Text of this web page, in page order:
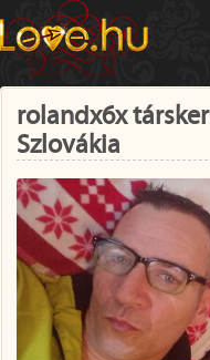
rolandx6x
Szlovákia